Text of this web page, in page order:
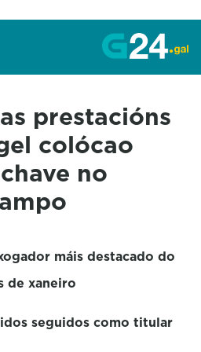
prestacións
colócao
no
máis destacado do
de xaneiro
seguidos como titular